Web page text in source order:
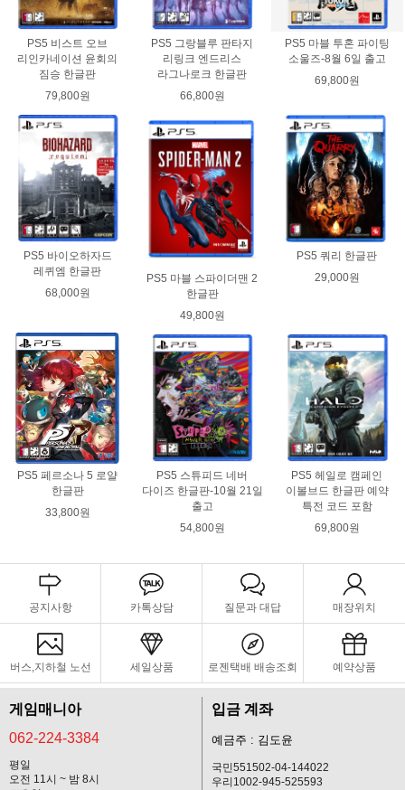
PS5 비스트 오브
리인카네이션 윤회의
짐승 한글판
79,800원
PS5 그랑블루 판타지
리링크 엔드리스
라그나로크 한글판
66,800원
PS5 마블 투혼 파이팅
소울즈-8월 6일 출고
69,800원
PS5 바이오하자드
레퀴엠 한글판
68,000원
PS5 마블 스파이더맨 2
한글판
49,800원
PS5 쿼리 한글판
29,000원
PS5 페르소나 5 로얄
한글판
33,800원
PS5 스튜피드 네버
다이즈 한글판-10월 21일
출고
54,800원
PS5 헤일로 캠페인
이볼브드 한글판 예약
특전 코드 포함
69,800원
공지사항 카톡상담 질문과 대답 매장위치
버스,지하철 노선 세일상품 로젠택배 배송조회 예약상품
게임매니아
062-224-3384
평일
오전 11시 ~ 밤 8시
입금 계좌
예금주 : 김도윤
국민551502-04-144022
우리1002-945-525593